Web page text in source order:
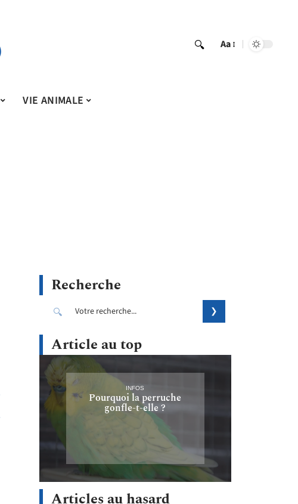
Aa
VIE ANIMALE
Recherche
Article au top
INFOS
Pourquoi la perruche
gonfle-t-elle ?
Articles au hasard